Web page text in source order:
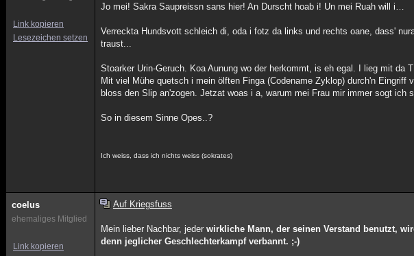
Link kopieren
Lesezeichen setzen
Jo mei! Sakra Saupreissn sans hier! An Durscht hoab i! Un mei Ruah will i…
Verreckta Hundsvott schleich di, oda i fotz da links und rechts oane, dass'
traust...
Stoarker Urin-Geruch. Koa Aunung wo der herkommt, is eh egal. I lieg mit
Mit viel Mühe quetsch i mein ölften Finga (Codename Zyklop) durch'n
bloss den Slip an'zogen. Jetzat woas i a, warum mei Frau mir immer sogt
So in diesem Sinne Opes..?
Ich weiss, dass ich nichts weiss (sokrates)
coelus
ehemaliges Mitglied
Link kopieren
Auf Kriegsfuss
Mein lieber Nachbar, jederwirkliche Mann, der seinen Verstand benutzt,
denn jeglicher Geschlechterkampf verbannt. ;-)